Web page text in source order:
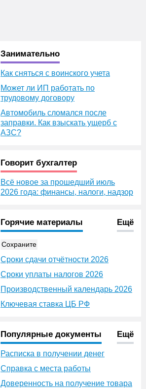
Занимательно
Как сняться с воинского учета
Может ли ИП работать по
трудовому договору
Автомобиль сломался после
заправки. Как взыскать ущерб с
АЗС?
Говорит бухгалтер
Всё новое за прошедший июль
2026 года: финансы, налоги, надзор
Горячие материалы Ещё
Сохраните
Сроки сдачи отчётности 2026
Сроки уплаты налогов 2026
Производственный календарь 2026
Ключевая ставка ЦБ РФ
Популярные документы Ещё
Расписка в получении денег
Справка с места работы
Доверенность на получение товара